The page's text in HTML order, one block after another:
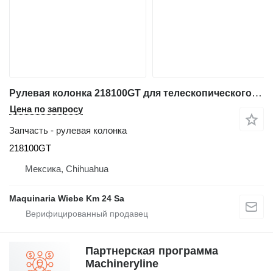
Рулевая колонка 218100GT для телескопического погрузчика Genie GTH-636
Цена по запросу
Запчасть - рулевая колонка
218100GT
Мексика, Chihuahua
Maquinaria Wiebe Km 24 Sa
Партнерская программа
Machineryline